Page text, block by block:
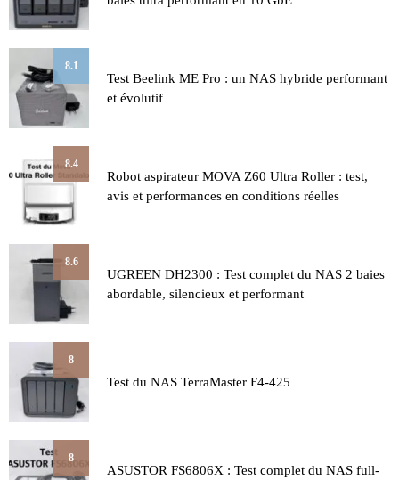
8.1
Test Beelink ME Pro : un NAS hybride performant
et évolutif
8.4
Robot aspirateur MOVA Z60 Ultra Roller : test,
avis et performances en conditions réelles
8.6
UGREEN DH2300 : Test complet du NAS 2 baies
abordable, silencieux et performant
8
Test du NAS TerraMaster F4-425
8
ASUSTOR FS6806X : Test complet du NAS full-